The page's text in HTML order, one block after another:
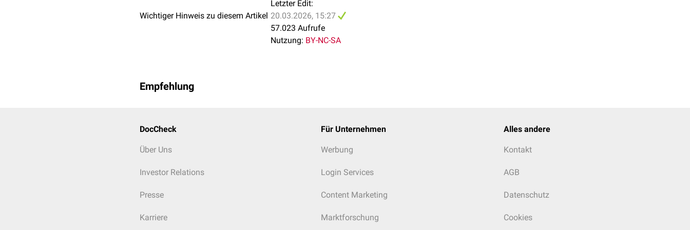
Wichtiger Hinweis zu diesem Artikel
Letzter Edit:
20.03.2026, 15:27
57.023 Aufrufe
Nutzung: BY-NC-SA
Empfehlung
DocCheck
Über Uns
Investor Relations
Presse
Karriere
Für Unternehmen
Werbung
Login Services
Content Marketing
Marktforschung
Alles andere
Kontakt
AGB
Datenschutz
Cookies